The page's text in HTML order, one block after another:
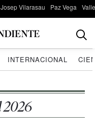
Josep Vilarasau Paz Vega
INTERNACIONAL